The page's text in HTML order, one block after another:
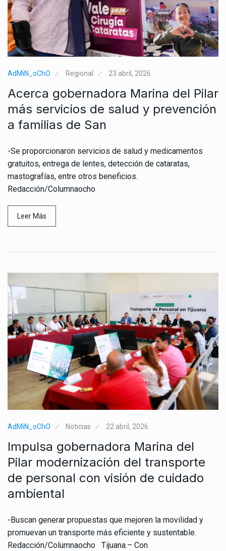
AdMiN_oChO Regional 23 abril, 2026
Acerca gobernadora Marina del Pilar
más servicios de salud y prevención
a familias de San
-Se proporcionaron servicios de salud y medicamentos
gratuitos, entrega de lentes, detección de cataratas,
mastografías, entre otros beneficios.
Redacción/Columnaocho
Leer Más
AdMiN_oChO Noticias 22 abril, 2026
Impulsa gobernadora Marina del
Pilar modernización del transporte
de personal con visión de cuidado
ambiental
-Buscan generar propuestas que mejoren la movilidad y
promuevan un transporte más eficiente y sustentable.
Redacción/Columnaocho Tijuana.– Con